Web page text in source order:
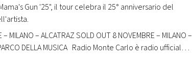
Gun '25", il tour celebra il 25° anniversario del
– ALCATRAZ SOLD OUT 8 NOVEMBRE – MILANO –
DELLA MUSICA Radio Monte Carlo è radio ufficiale
Gun ’25”, il tour celebra il…